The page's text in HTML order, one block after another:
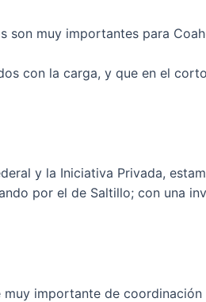
son muy importantes para
con la carga, y que en el
y la Iniciativa Privada,
por el de Saltillo; con una
importante de